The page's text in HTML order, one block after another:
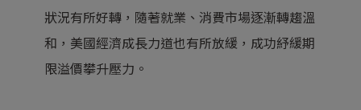
狀況有所好轉，隨著就業、消費市場逐漸轉趨溫
和，美國經濟成長力道也有所放緩，成功紓緩期
限溢價攀升壓力。